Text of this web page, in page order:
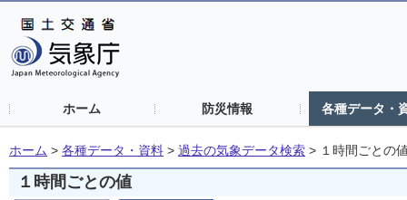
ホーム 防災情報 各種データ・
ホーム > 各種データ・資料 > 過去の気象データ検索 > １時間ごとの
１時間ごとの値